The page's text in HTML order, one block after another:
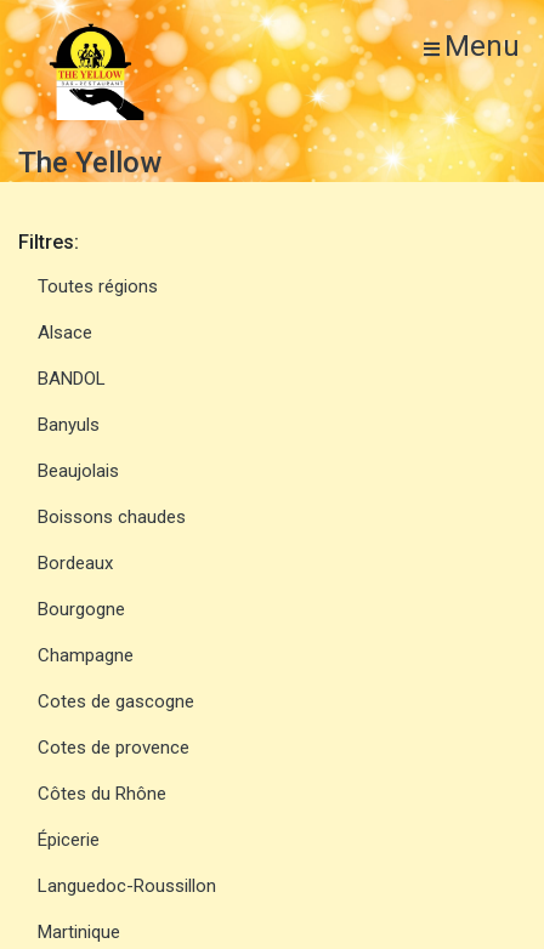
Menu
The Yellow
Filtres:
Toutes régions
Alsace
BANDOL
Banyuls
Beaujolais
Boissons chaudes
Bordeaux
Bourgogne
Champagne
Cotes de gascogne
Cotes de provence
Côtes du Rhône
Épicerie
Languedoc-Roussillon
Martinique